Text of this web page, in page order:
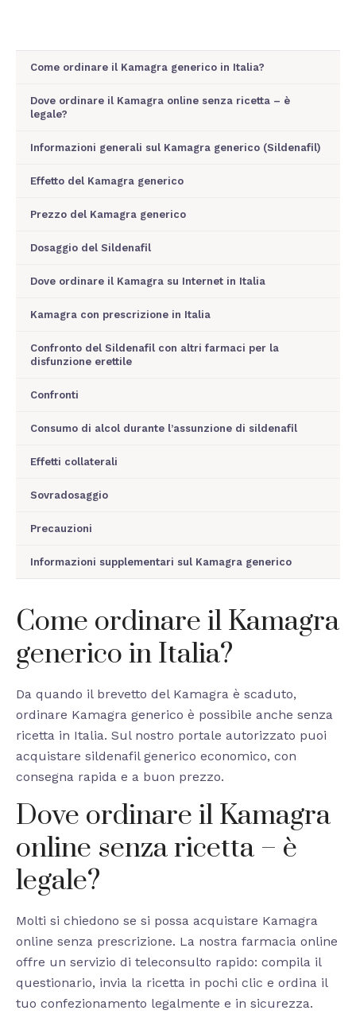
Come ordinare il Kamagra generico in Italia?
Dove ordinare il Kamagra online senza ricetta – è
legale?
Informazioni generali sul Kamagra generico (Sildenafil)
Effetto del Kamagra generico
Prezzo del Kamagra generico
Dosaggio del Sildenafil
Dove ordinare il Kamagra su Internet in Italia
Kamagra con prescrizione in Italia
Confronto del Sildenafil con altri farmaci per la
disfunzione erettile
Confronti
Consumo di alcol durante l’assunzione di sildenafil
Effetti collaterali
Sovradosaggio
Precauzioni
Informazioni supplementari sul Kamagra generico
Come ordinare il Kamagra
generico in Italia?
Da quando il brevetto del Kamagra è scaduto,
ordinare Kamagra generico è possibile anche senza
ricetta in Italia. Sul nostro portale autorizzato puoi
acquistare sildenafil generico economico, con
consegna rapida e a buon prezzo.
Dove ordinare il Kamagra
online senza ricetta – è
legale?
Molti si chiedono se si possa acquistare Kamagra
online senza prescrizione. La nostra farmacia online
offre un servizio di teleconsulto rapido: compila il
questionario, invia la ricetta in pochi clic e ordina il
tuo confezionamento legalmente e in sicurezza.